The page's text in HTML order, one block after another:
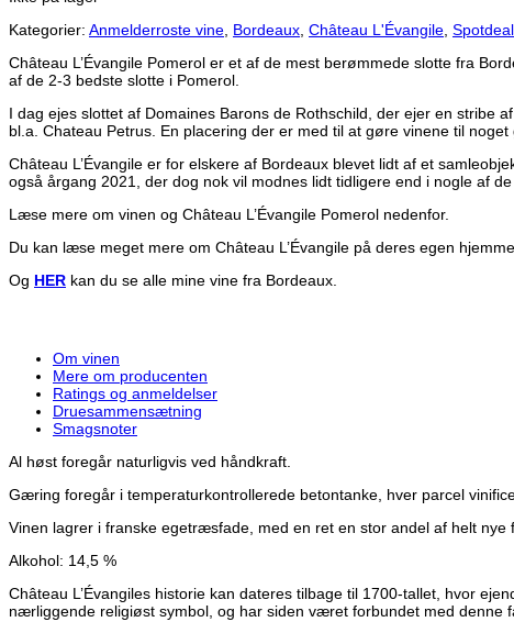
Kategorier: Anmelderroste vine Bordeaux Château L'Évangile
Château L’Évangile Pomerol er et af de mest berømmede slotte fra
af de 2-3 bedste slotte i Pomerol.
I dag ejes slottet af Domaines Barons de Rothschild, der ejer en stribe
bl.a. Chateau Petrus. En placering der er med til at gøre vinene til noget
Château L’Évangile er for elskere af Bordeaux blevet lidt af et
også årgang 2021, der dog nok vil modnes lidt tidligere end i nogle af
Læse mere om vinen og Château L’Évangile Pomerol nedenfor.
Du kan læse meget mere om Château L’Évangile på deres egen
Og HER kan du se alle mine vine fra Bordeaux.
Om vinen
Mere om producenten
Ratings og anmeldelser
Druesammensætning
Smagsnoter
Al høst foregår naturligvis ved håndkraft.
Gæring foregår i temperaturkontrollerede betontanke, hver parcel
Vinen lagrer i franske egetræsfade, med en ret en stor andel af helt
Alkohol: 14,5 %
Château L’Évangiles historie kan dateres tilbage til 1700-tallet, hvor
nærliggende religiøst symbol, og har siden været forbundet med denne